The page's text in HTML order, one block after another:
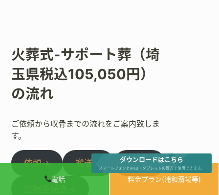
電話 料金プラン(浦和斎場等)
火葬式-サポート葬（埼
玉県税込105,050円）
の流れ
ご依頼から収骨までの流れをご案内致しま
す。
依頼→ 搬送→ 安置→
ダウンロードはこちら
スマートフォンとiPad・タブレットの両方で使用できます。